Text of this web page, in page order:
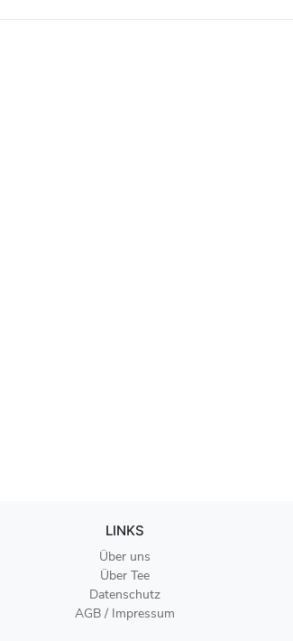
LINKS
Über uns
Über Tee
Datenschutz
AGB / Impressum